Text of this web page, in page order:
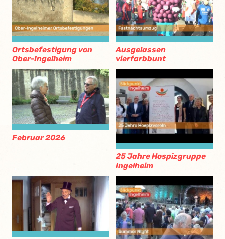
Ortsbefestigung von
Ober-Ingelheim
Ausgelassen
vierfarbbunt
Februar 2026
25 Jahre Hospizgruppe
Ingelheim